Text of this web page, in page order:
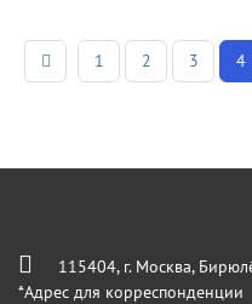
1 2 3 4
115404, г. Москва,
*Адрес для корреспонденции